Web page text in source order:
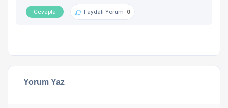
Cevapla Faydalı Yorum 0
Yorum Yaz